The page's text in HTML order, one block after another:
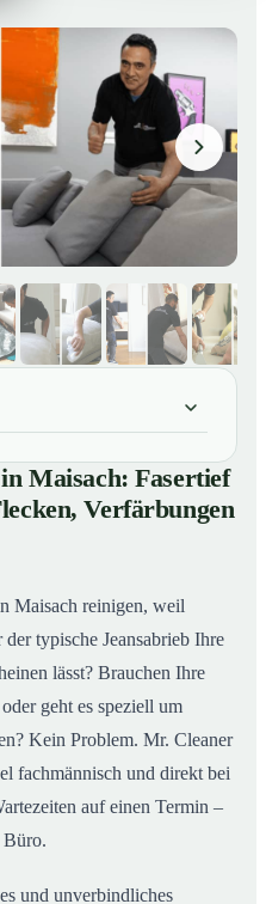
Fasertief und
und Gerüche
in Maisach
Maisach: Fasertief
Verfärbungen
Maisach reinigen, weil
typische Jeansabrieb Ihre
lässt? Brauchen Ihre
geht es speziell um
Kein Problem. Mr. Cleaner
fachmännisch und direkt bei
auf einen Termin –
Büro.
und unverbindliches